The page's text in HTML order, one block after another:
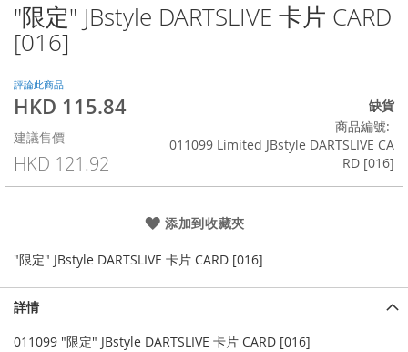
"限定" JBstyle DARTSLIVE 卡片 CARD
[016]
評論此商品
特
價
格
HKD 115.84
建議售價
HKD 121.92
缺貨
商品編號
011099 Limited JBstyle DARTSLIVE CA
RD [016]
添加到收藏夾
"限定" JBstyle DARTSLIVE 卡片 CARD [016]
Skip
to
the
of
the
gallery
詳情
011099 "限定" JBstyle DARTSLIVE 卡片 CARD [016]